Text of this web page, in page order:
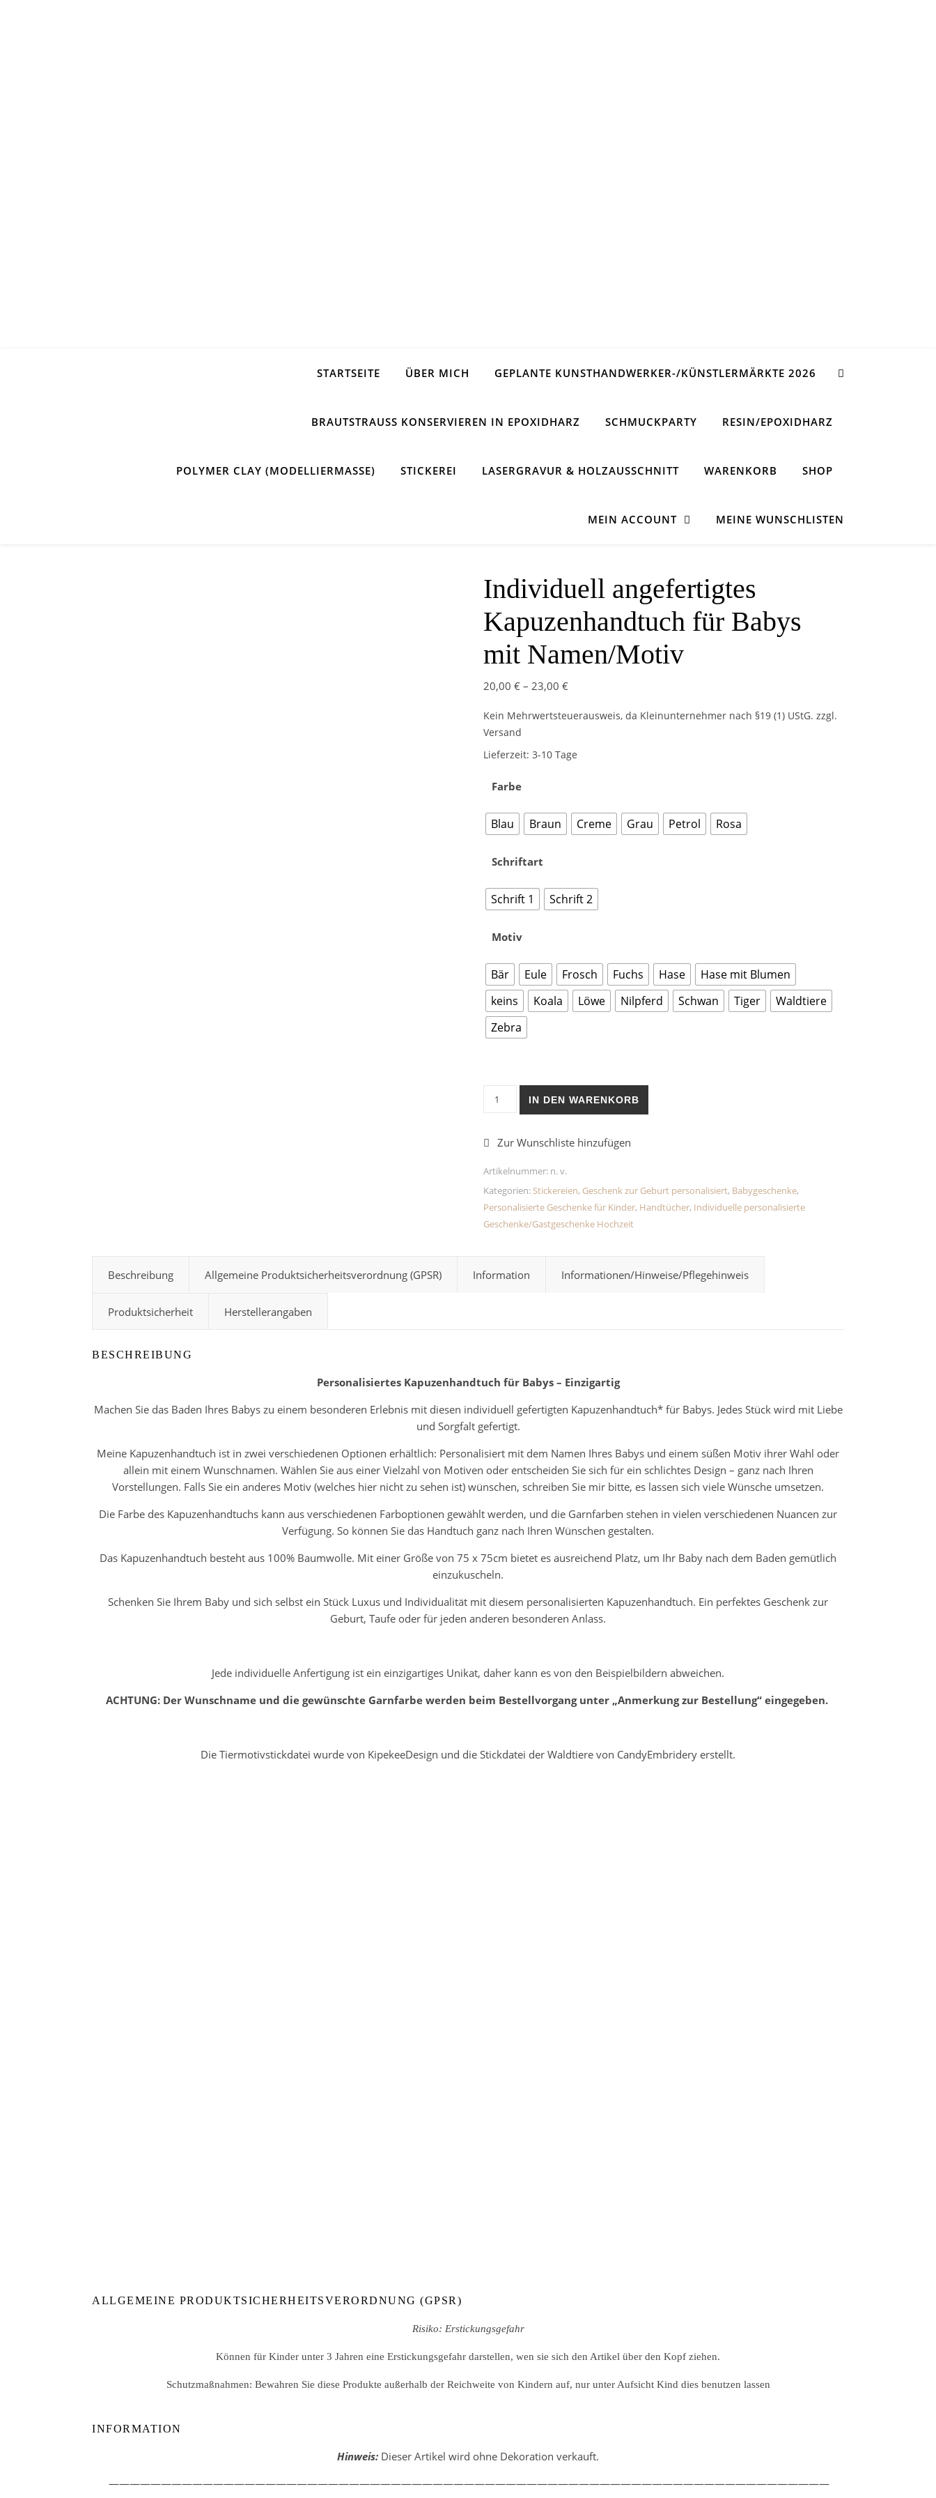
STARTSEITE ÜBER MICH GEPLANTE KUNSTHANDWERKER-/KÜNSTLERMÄRKTE 2026
BRAUTSTRAUSS KONSERVIEREN IN EPOXIDHARZ SCHMUCKPARTY RESIN/EPOXIDHARZ
POLYMER CLAY (MODELLIERMASSE) STICKEREI LASERGRAVUR & HOLZAUSSCHNITT WARENKORB SHOP
MEIN ACCOUNT MEINE WUNSCHLISTEN
Individuell angefertigtes
Kapuzenhandtuch für Babys
mit Namen/Motiv
20,00 €– 23,00 €
Kein Mehrwertsteuerausweis, da Kleinunternehmer nach §19 (1) UStG. zzgl.
Versand
Lieferzeit: 3-10 Tage
Farbe
Blau Braun Creme Grau Petrol Rosa
Schriftart
Schrift 1 Schrift 2
Motiv
Bär Eule Frosch Fuchs Hase
Hase mit Blumen
keins
Koala Löwe Nilpferd Schwan Tiger
Waldtiere
Zebra
Individuell angefertigtes Kapuzenhandtuch für Babys mit Namen/Motiv Menge
IN DEN WARENKORB
Artikelnummer: n. v.
Kategorien: Stickereien, Geschenk zur Geburt personalisiert, Babygeschenke,
Personalisierte Geschenke für Kinder, Handtücher, Individuelle personalisierte
Geschenke/Gastgeschenke Hochzeit
Beschreibung Allgemeine Produktsicherheitsverordnung (GPSR) Information Informationen/Hinweise/Pflegehinweis
Produktsicherheit Herstellerangaben
BESCHREIBUNG
Personalisiertes Kapuzenhandtuch für Babys – Einzigartig
Machen Sie das Baden Ihres Babys zu einem besonderen Erlebnis mit diesen individuell gefertigten Kapuzenhandtuch* für Babys. Jedes Stück wird mit Liebe
und Sorgfalt gefertigt.
Meine Kapuzenhandtuch ist in zwei verschiedenen Optionen erhältlich: Personalisiert mit dem Namen Ihres Babys und einem süßen Motiv ihrer Wahl oder
allein mit einem Wunschnamen. Wählen Sie aus einer Vielzahl von Motiven oder entscheiden Sie sich für ein schlichtes Design – ganz nach Ihren
Vorstellungen. Falls Sie ein anderes Motiv (welches hier nicht zu sehen ist) wünschen, schreiben Sie mir bitte, es lassen sich viele Wünsche umsetzen.
Die Farbe des Kapuzenhandtuchs kann aus verschiedenen Farboptionen gewählt werden, und die Garnfarben stehen in vielen verschiedenen Nuancen zur
Verfügung. So können Sie das Handtuch ganz nach Ihren Wünschen gestalten.
Das Kapuzenhandtuch besteht aus 100% Baumwolle. Mit einer Größe von 75 x 75cm bietet es ausreichend Platz, um Ihr Baby nach dem Baden gemütlich
einzukuscheln.
Schenken Sie Ihrem Baby und sich selbst ein Stück Luxus und Individualität mit diesem personalisierten Kapuzenhandtuch. Ein perfektes Geschenk zur
Geburt, Taufe oder für jeden anderen besonderen Anlass.
Jede individuelle Anfertigung ist ein einzigartiges Unikat, daher kann es von den Beispielbildern abweichen.
ACHTUNG: Der Wunschname und die gewünschte Garnfarbe werden beim Bestellvorgang unter „Anmerkung zur Bestellung“ eingegeben.
Die Tiermotivstickdatei wurde von KipekeeDesign und die Stickdatei der Waldtiere von CandyEmbridery erstellt.
ALLGEMEINE PRODUKTSICHERHEITSVERORDNUNG (GPSR)
Risiko: Erstickungsgefahr
Können für Kinder unter 3 Jahren eine Erstickungsgefahr darstellen, wen sie sich den Artikel über den Kopf ziehen.
Schutzmaßnahmen: Bewahren Sie diese Produkte außerhalb der Reichweite von Kindern auf, nur unter Aufsicht Kind dies benutzen lassen
INFORMATION
Hinweis: Dieser Artikel wird ohne Dekoration verkauft.
—————————————————————————————————————————————————————————————————————